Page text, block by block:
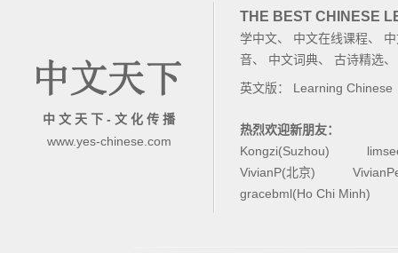
中 文 天 下 - 文 化 传 播
www.yes-chinese.com
THE BEST CHINESE
学中文、 中文在线课程、
音、 中文词典、 古诗精选
英文版： Learning Chinese
热烈欢迎新朋友：
Kongzi(Suzhou)
VivianP(北京)
gracebml(Ho Chi Minh)